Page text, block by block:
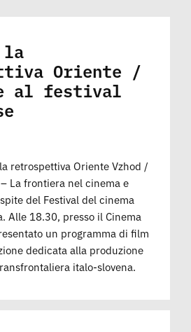
la
Oriente /
al festival
retrospettiva Oriente Vzhod /
La frontiera nel cinema e
del Festival del cinema
Alle 18.30, presso il Cinema
un programma di film
dedicata alla produzione
italo-slovena.